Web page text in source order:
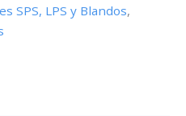
SPS, LPS y Blandos,